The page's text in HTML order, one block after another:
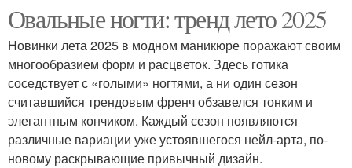
Овальные ногти: тренд лето 2025
Новинки лета 2025 в модном маникюре поражают своим
многообразием форм и расцветок. Здесь готика
соседствует с «голыми» ногтями, а ни один сезон
считавшийся трендовым френч обзавелся тонким и
элегантным кончиком. Каждый сезон появляются
различные вариации уже устоявшегося нейл-арта, по-
новому раскрывающие привычный дизайн.